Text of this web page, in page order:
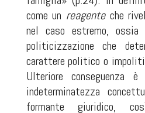
come un reagente che
nel caso estremo,
politicizzazione che
carattere politico o
Ulteriore conseguenza
indeterminatezza
formante giuridico,